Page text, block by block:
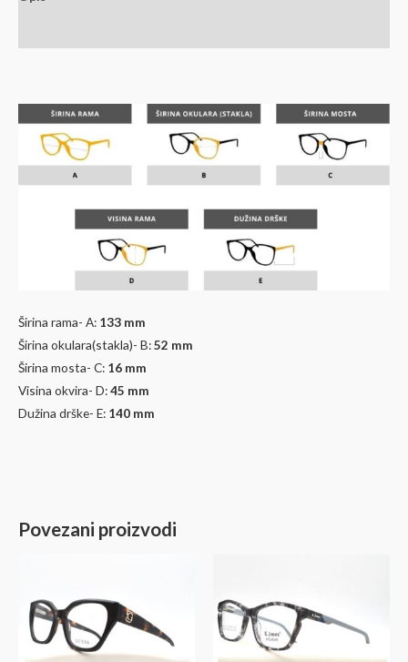
Širina rama- A: 133 mm
Širina okulara(stakla)- B:52 mm
Širina mosta- C: 16 mm
Visina okvira- D:45 mm
Dužina drške- E: 140 mm
Povezani proizvodi